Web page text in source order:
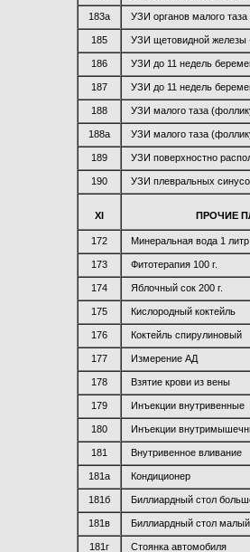
183а УЗИ органов малого
185 УЗИ щетовидной железы
186 УЗИ до 11 недель
187 УЗИ до 11 недель
188 УЗИ малого таза
188а УЗИ малого таза
189 УЗИ поверхностно
190 УЗИ плевральных
XI ПРОЧИЕ
172 Минеральная вода 1 литр
173 Фитотерапия 100 г.
174 Яблочный сок 200 г.
175 Кислородный коктейль
176 Коктейль спирулиновый
177 Измерение АД
178 Взятие крови из вены
179 Инъекции внутривенные
180 Инъекции
181 Внутривенное вливание
181а Кондиционер
181б Биллиардный стол
181в Биллиардный стол
181г Стоянка автомобиля